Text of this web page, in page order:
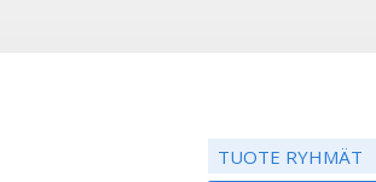
TUOTE RYHMÄT